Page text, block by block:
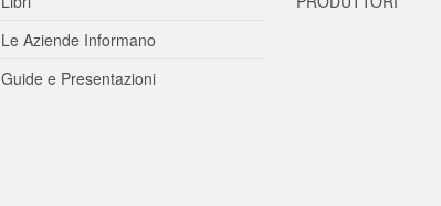
Le Aziende Informano
Guide e Presentazioni